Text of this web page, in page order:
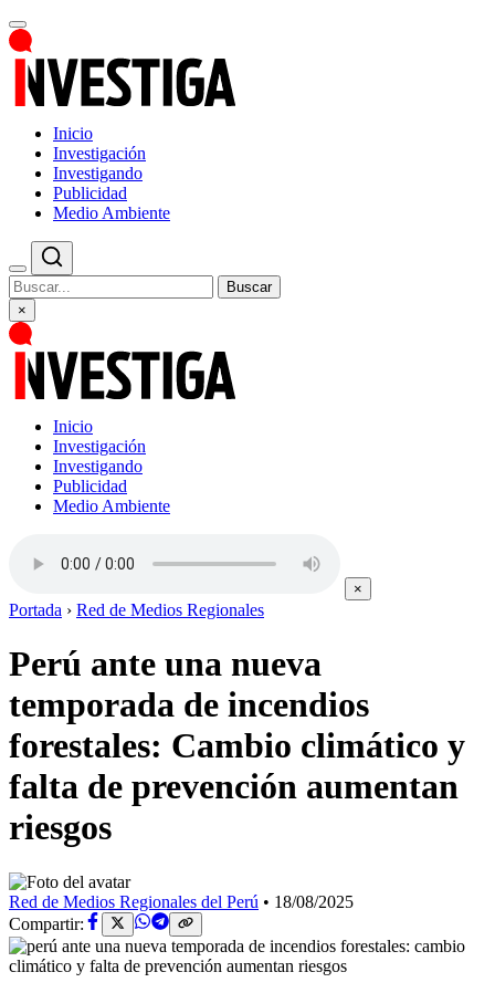
Inicio
Investigación
Investigando
Publicidad
Medio Ambiente
Buscar
×
Inicio
Investigación
Investigando
Publicidad
Medio Ambiente
×
Portada › Red de Medios Regionales
Perú ante una nueva
temporada de incendios
forestales: Cambio climático y
falta de prevención aumentan
riesgos
Red de Medios Regionales del Perú • 18/08/2025
Compartir: